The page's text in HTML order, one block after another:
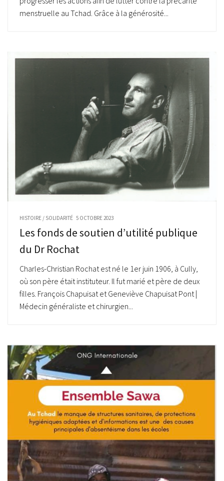
menstruelle au Tchad. Grâce à la générosité...
HISTOIRE / SOLIDARITÉ 5 OCTOBRE 2023
Les fonds de soutien d’utilité publique
du Dr Rochat
Charles-Christian Rochat est né le 1er juin 1906, à Cully,
où son père était instituteur. Il fut marié et père de deux
filles. François Chapuisat et Geneviève Chapuisat Pont |
Médecin généraliste et chirurgien...